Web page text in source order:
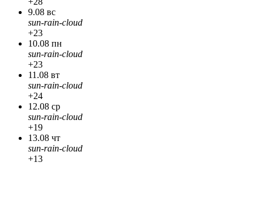
9.08 вс
sun-rain-cloud
+23
10.08 пн
sun-rain-cloud
+23
11.08 вт
sun-rain-cloud
+24
12.08 ср
sun-rain-cloud
+19
13.08 чт
sun-rain-cloud
+13